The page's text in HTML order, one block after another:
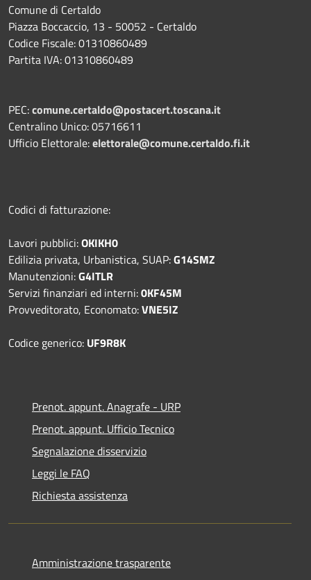
Comune di Certaldo
Piazza Boccaccio, 13 - 50052 - Certaldo
Codice Fiscale: 01310860489
Partita IVA: 01310860489
PEC:comune.certaldo@postacert.toscana.it
Centralino Unico: 05716611
Ufficio Elettorale:elettorale@comune.certaldo.fi.it
Codici di fatturazione:
Lavori pubblici:OKIKH0
Edilizia privata, Urbanistica, SUAP:G14SMZ
Manutenzioni:G4ITLR
Servizi finanziari ed interni:0KF45M
Provveditorato, Economato:VNE5IZ
Codice generico: UF9R8K
Prenot. appunt. Anagrafe - URP
Prenot. appunt. Ufficio Tecnico
Segnalazione disservizio
Leggi le FAQ
Richiesta assistenza
Amministrazione trasparente